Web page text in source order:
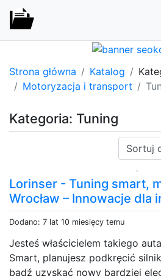
Strona główna Katalog
Motoryzacja i transport
Kategoria: Tuning
Sortuj:
Lorinser - Tuning smart,
Wrocław – Innowacje dla
Dodano: 7 lat 10 miesięcy temu
Jesteś właścicielem takiego
Smart, planujesz podkręcić
bądź uzyskać nowy bardziej